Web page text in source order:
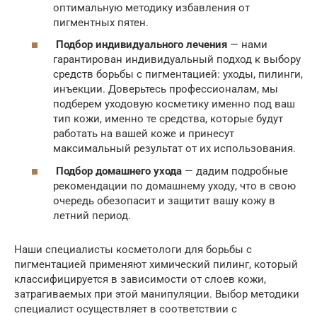
оптимальную методику избавления от
пигментных пятен.
Подбор индивидуального лечения — нами
гарантирован индивидуальный подход к выбору
средств борьбы с пигментацией: уходы, пилинги,
инъекции. Доверьтесь профессионалам, мы
подберем уходовую косметику именно под ваш
тип кожи, именно те средства, которые будут
работать на вашей коже и принесут
максимальный результат от их использования.
Подбор домашнего ухода — дадим подробные
рекомендации по домашнему уходу, что в свою
очередь обезопасит и защитит вашу кожу в
летний период.
Наши специалисты косметологи для борьбы с
пигментацией применяют химический пилинг, который
классифицируется в зависимости от слоев кожи,
затрагиваемых при этой манипуляции. Выбор методики
специалист осуществляет в соответствии с